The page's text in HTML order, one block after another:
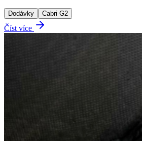
Dodávky Cabri G2
Číst více